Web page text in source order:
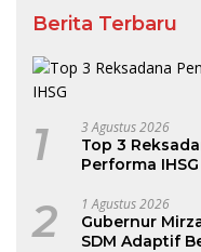
Berita Terbaru
1 3 Agustus 2026
Top 3
Performa IHSG
2 1 Agustus 2026
Gubernur
SDM Adaptif